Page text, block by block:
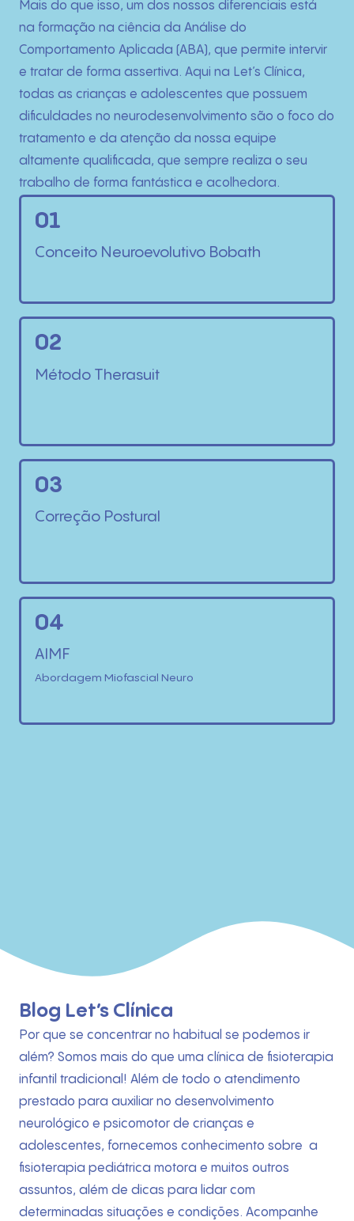
Mais do que isso, um dos nossos diferenciais está
na formação na ciência da Análise do
Comportamento Aplicada (ABA), que permite intervir
e tratar de forma assertiva. Aqui na Let’s Clínica,
todas as crianças e adolescentes que possuem
dificuldades no neurodesenvolvimento são o foco do
tratamento e da atenção da nossa equipe
altamente qualificada, que sempre realiza o seu
trabalho de forma fantástica e acolhedora.
01
Conceito Neuroevolutivo Bobath
02
Método Therasuit
03
Correção Postural
04
AIMF
Abordagem Miofascial Neuro
Blog Let’s Clínica
Por que se concentrar no habitual se podemos ir
além? Somos mais do que uma clínica de fisioterapia
infantil tradicional! Além de todo o atendimento
prestado para auxiliar no desenvolvimento
neurológico e psicomotor de crianças e
adolescentes, fornecemos conhecimento sobre a
fisioterapia pediátrica motora e muitos outros
assuntos, além de dicas para lidar com
determinadas situações e condições. Acompanhe